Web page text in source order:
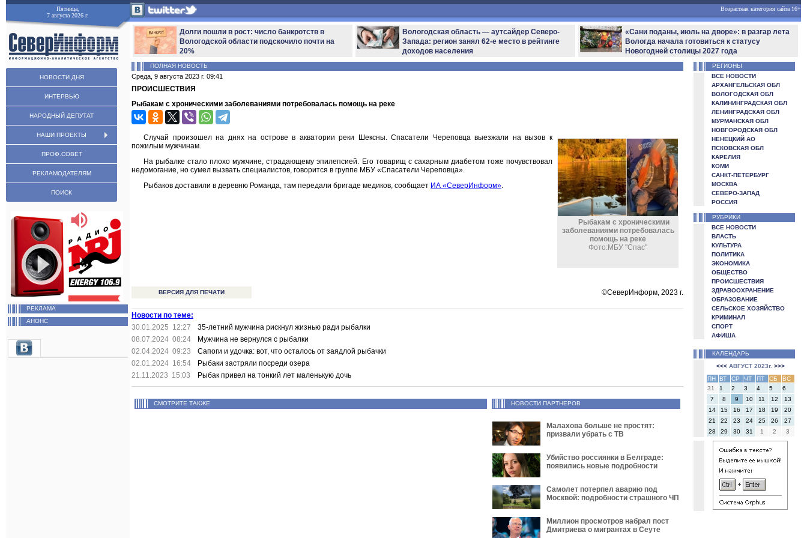
Пятница,
7 августа 2026 г.
НОВОСТИ ДНЯ
ИНТЕРВЬЮ
НАРОДНЫЙ ДЕПУТАТ
НАШИ ПРОЕКТЫ
ПРОФ.СОВЕТ
РЕКЛАМОДАТЕЛЯМ
ПОИСК
РЕКЛАМА
АНОНС
Возрастная категория сайта 16+
Долги пошли в рост: число банкротств в
Вологодской области подскочило почти на
20%
Вологодская область — аутсайдер Северо-
Запада: регион занял 62-е место в рейтинге
доходов населения
«Сани поданы, июль на дворе»: в разгар лета
Вологда начала готовиться к статусу
Новогодней столицы 2027 года
ПОЛНАЯ НОВОСТЬ
Среда, 9 августа 2023 г. 09:41
ПРОИСШЕСТВИЯ
Рыбакам с хроническими заболеваниями потребовалась помощь на реке
Рыбакам с хроническими
заболеваниями потребовалась
помощь на реке
Фото:МБУ "Спас"
Случай произошел на днях на острове в акватории реки Шексны. Спасатели Череповца выезжали на вызов к
пожилым мужчинам.
На рыбалке стало плохо мужчине, страдающему эпилепсией. Его товарищ с сахарным диабетом тоже почувствовал
недомогание, но сумел вызвать специалистов, говорится в группе МБУ «Спасатели Череповца».
Рыбаков доставили в деревню Романда, там передали бригаде медиков, сообщает ИА «СеверИнформ».
ВЕРСИЯ ДЛЯ ПЕЧАТИ ©СеверИнформ, 2023 г.
Новости по теме:
30.01.2025 12:27
35-летний мужчина рискнул жизнью ради рыбалки
08.07.2024 08:24
Мужчина не вернулся с рыбалки
02.04.2024 09:23
Сапоги и удочка: вот, что осталось от заядлой рыбачки
02.01.2024 16:54
Рыбаки застряли посреди озера
21.11.2023 15:03
Рыбак привел на тонкий лет маленькую дочь
СМОТРИТЕ ТАКЖЕ НОВОСТИ ПАРТНЕРОВ
Малахова больше не простят:
призвали убрать с ТВ
Убийство россиянки в Белграде:
появились новые подробности
Самолет потерпел аварию под
Москвой: подробности страшного ЧП
Миллион просмотров набрал пост
Дмитриева о мигрантах в Сеуте
РЕГИОНЫ
ВСЕ НОВОСТИ
АРХАНГЕЛЬСКАЯ ОБЛ
ВОЛОГОДСКАЯ ОБЛ
КАЛИНИНГРАДСКАЯ ОБЛ
ЛЕНИНГРАДСКАЯ ОБЛ
МУРМАНСКАЯ ОБЛ
НОВГОРОДСКАЯ ОБЛ
НЕНЕЦКИЙ АО
ПСКОВСКАЯ ОБЛ
КАРЕЛИЯ
КОМИ
САНКТ-ПЕТЕРБУРГ
МОСКВА
СЕВЕРО-ЗАПАД
РОССИЯ
РУБРИКИ
ВСЕ НОВОСТИ
ВЛАСТЬ
КУЛЬТУРА
ПОЛИТИКА
ЭКОНОМИКА
ОБЩЕСТВО
ПРОИСШЕСТВИЯ
ЗДРАВООХРАНЕНИЕ
ОБРАЗОВАНИЕ
СЕЛЬСКОЕ ХОЗЯЙСТВО
КРИМИНАЛ
СПОРТ
АФИША
КАЛЕНДАРЬ
<<<АВГУСТ 2023г. >>>
ПН
ВТ СР ЧТ ПТ СБ
ВС
31
1 2 3 4 5
6
7
8 9 10 11 12
13
14
15 16 17 18 19
20
21
22 23 24 25 26
27
28
29 30 31 1 2 3